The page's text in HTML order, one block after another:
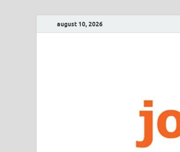
august 10, 2026